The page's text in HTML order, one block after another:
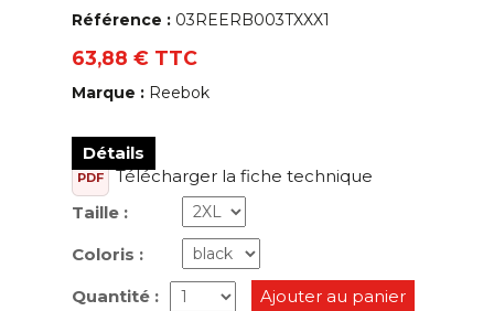
Référence : 03REERB003TXXX1
63,88 € TTC
Marque : Reebok
Détails
PDF
Télécharger la fiche technique
Taille :
Coloris :
Quantité : Ajouter au panier